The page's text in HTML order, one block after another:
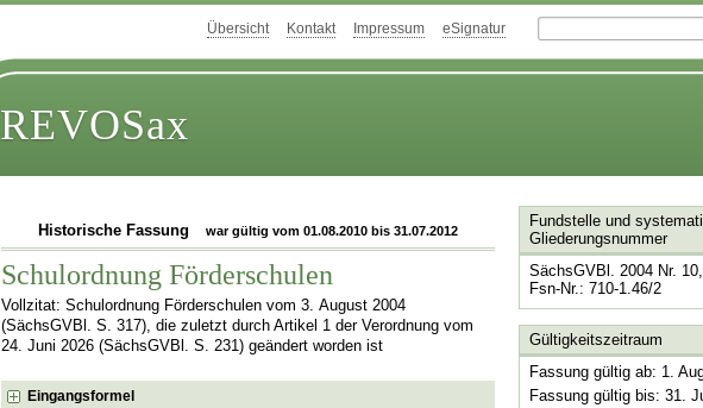
Übersicht Kontakt Impressum eSignatur
REVOSax
Historische Fassung war gültig vom 01.08.2010 bis 31.07.2012
Schulordnung Förderschulen
Vollzitat: Schulordnung Förderschulen vom 3. August 2004
(SächsGVBl. S. 317), die zuletzt durch Artikel 1 der Verordnung vom
24. Juni 2026 (SächsGVBl. S. 231) geändert worden ist
Eingangsformel
Fundstelle und
Gliederungsnummer
SächsGVBl. 2004 Nr.
Fsn-Nr.: 710-1.46/2
Gültigkeitszeitraum
Fassung gültig ab: 1.
Fassung gültig bis: 31.